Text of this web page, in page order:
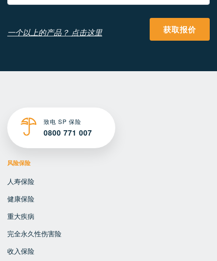
一个以上的产品？ 点击这里 获取报价
致电 SP 保险
0800 771 007
风险保险
人寿保险
健康保险
重大疾病
完全永久性伤害险
收入保险